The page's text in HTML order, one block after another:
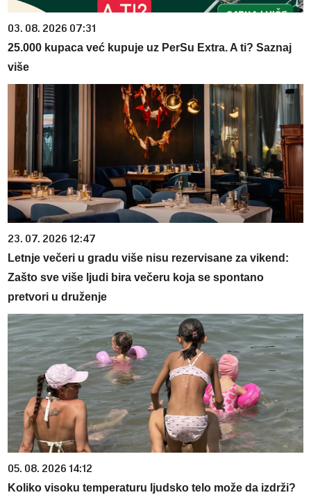
03. 08. 2026 07:31
25.000 kupaca već kupuje uz PerSu Extra. A ti? Saznaj
više
23. 07. 2026 12:47
Letnje večeri u gradu više nisu rezervisane za vikend:
Zašto sve više ljudi bira večeru koja se spontano
pretvori u druženje
05. 08. 2026 14:12
Koliko visoku temperaturu ljudsko telo može da izdrži?